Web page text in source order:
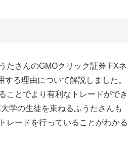
たさんのGMOクリック証券 FXネ
する理由について解説しました。
ことでより有利なトレードができ
学の生徒を束ねるふうたさんも
レードを行っていることがわかる